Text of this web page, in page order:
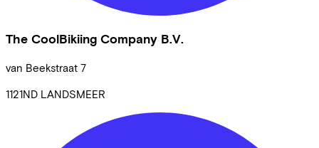
The CoolBikiing Company B.V.
van Beekstraat 7
1121ND LANDSMEER